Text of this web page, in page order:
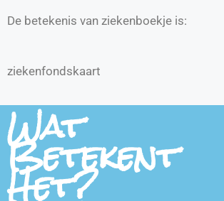
De betekenis van ziekenboekje is:
ziekenfondskaart
Wat
Betekent
Het?